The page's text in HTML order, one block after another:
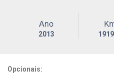
Ano
2013
Opcionais: